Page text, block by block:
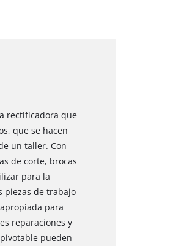
rectificadora que
que se hacen
un taller. Con
de corte, brocas
para la
piezas de trabajo
para
reparaciones y
pueden